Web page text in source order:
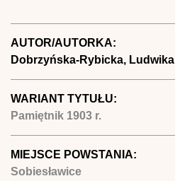
AUTOR/AUTORKA:
Dobrzyńska-Rybicka, Ludwika
WARIANT TYTUŁU:
Pamiętnik 1903 r.
MIEJSCE POWSTANIA:
Sobiesławice